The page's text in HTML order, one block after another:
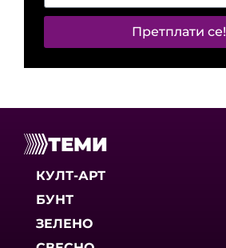
Претплати се!
ТЕМИ
КУЛТ-АРТ
БУНТ
ЗЕЛЕНО